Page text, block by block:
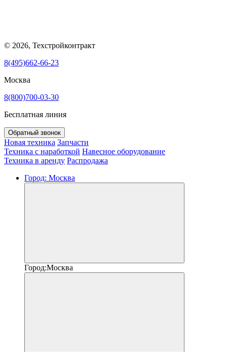
© 2026, Техстройконтракт
8(495)662-66-23
Москва
8(800)700-03-30
Бесплатная линия
Обратный звонок
Новая техника Запчасти
Техника с наработкой Навесное оборудование
Техника в аренду Распродажа
Город: Москва
Город:Москва